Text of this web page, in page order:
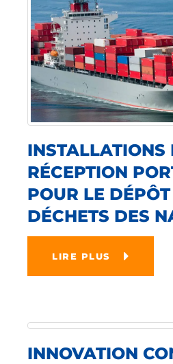
INSTALLATIONS
RÉCEPTION
POUR LE
DÉCHETS DES
LIRE PLUS
INNOVATION